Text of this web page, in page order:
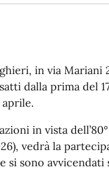
in via Mariani
dalla prima del
in vista
vedrà la
sono avvicendati